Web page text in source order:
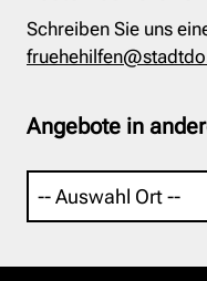
Schreiben Sie uns
Angebote in